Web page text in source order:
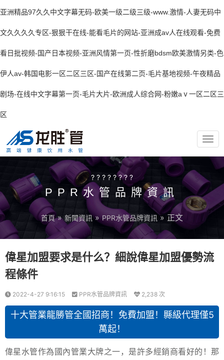
亚洲精品97久久中文字幕无码-欧美一级二级三级-www.激情-人妻无码中
文久久久久专区-狠狠干在线-能看毛片的网站-亚洲成av人在线观看-免费
看日批视频-国产日本视频-亚洲风情第一页-性折磨bdsm欧美激情另类-色
伊人av-韩国电影一区二区三区-国产在线第二页-毛片基地视频-午夜精品
剧场-在线中文字幕第一页-毛片大片-欧洲成人综合网-粉嫩aⅴ一区二区三
区
? ? ? ? ? ? ? ?
PPR水管品牌資訊
首頁 »新聞資訊»PPR水管品牌資訊 » 正文
偉星加盟要求是什么？細說偉星加盟優勢流
程條件
2022-4-27 9:16:15 PPR水管品牌資訊 2,238 次
十大管業龍勝管全國招商！免費加盟！縣級代理僅5
萬起！
偉星水管作為國內管業大牌之一，是許多經銷商看好的！那